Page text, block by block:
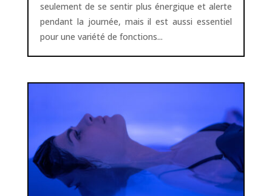
seulement de se sentir plus énergique et alerte
pendant la journée, mais il est aussi essentiel
pour une variété de fonctions...